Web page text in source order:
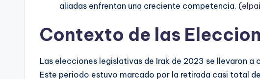
aliadas enfrentan una creciente competencia. (
Contexto de las
Las elecciones legislativas de Irak de 2023 se llevaron a
Este periodo estuvo marcado por la retirada casi total